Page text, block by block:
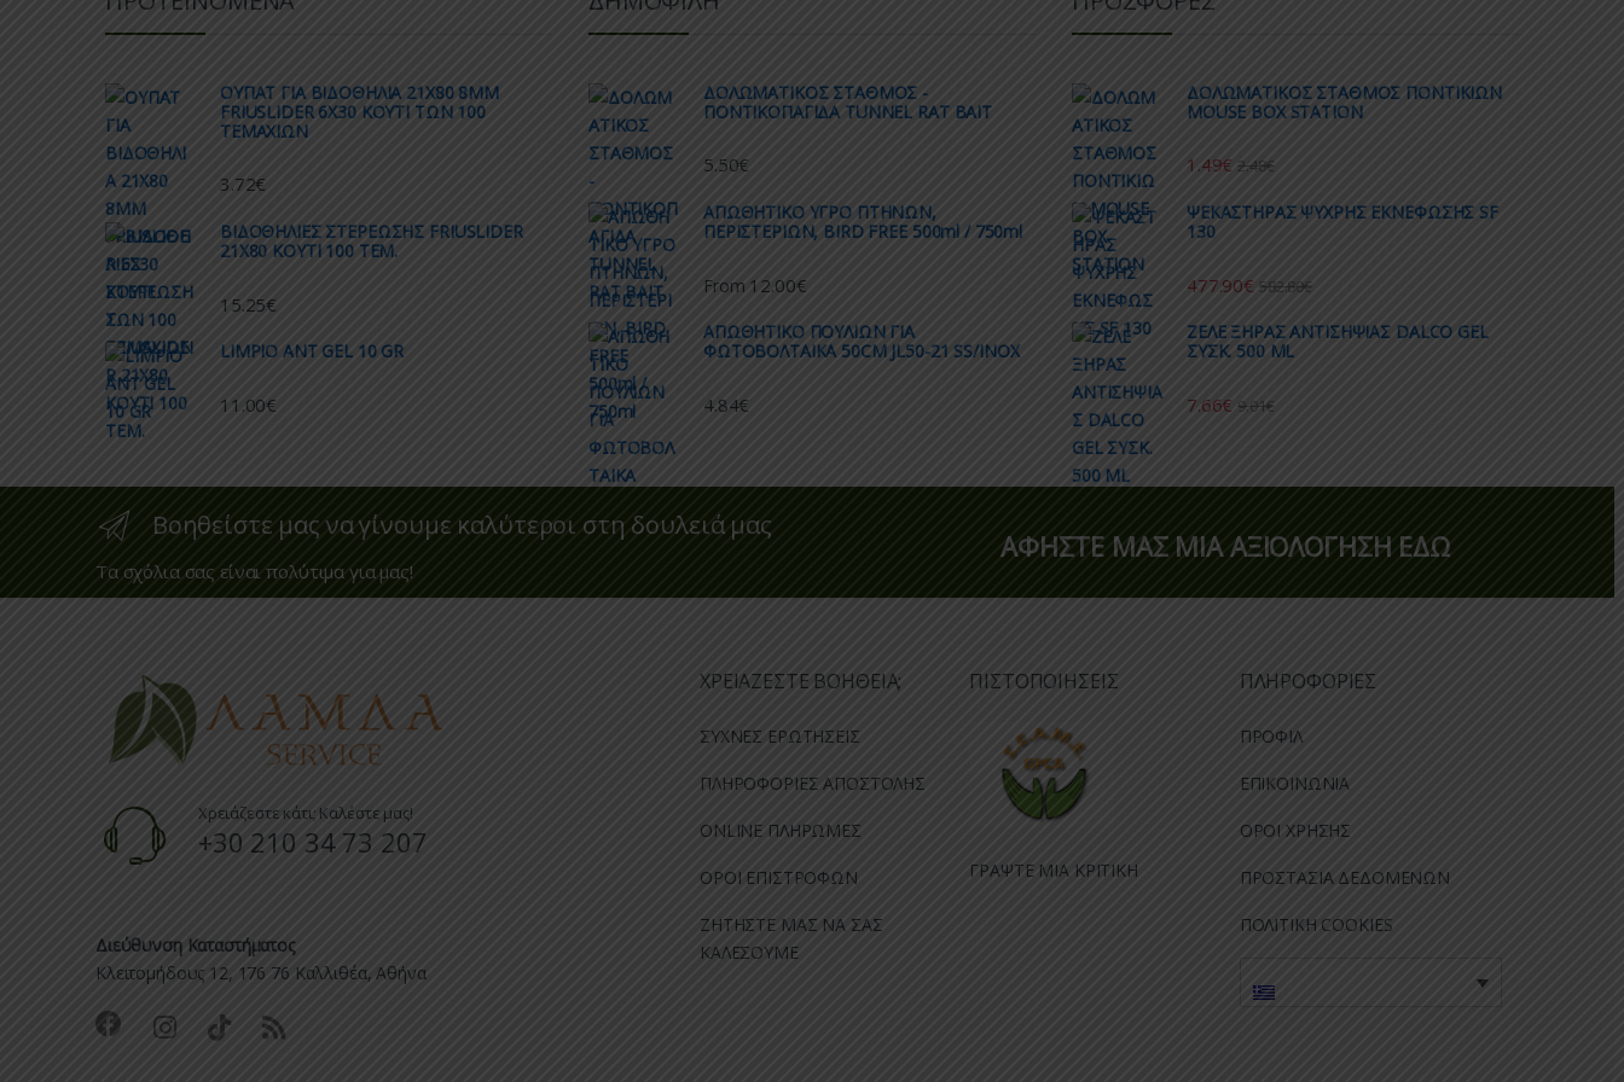
ΟΥΠΑΤ ΓΙΑ ΒΙΔΟΘΗΛΙΑ 21Χ80 8ΜΜ
FRIUSLIDER 6X30 ΚΟΥΤΙ ΤΩΝ 100
ΤΕΜΑΧΙΩΝ
3.72€
ΒΙΔΟΘΗΛΙΕΣ ΣΤΕΡΕΩΣΗΣ FRIUSLIDER
21X80 KOYTI 100 TEM.
15.25€
LIMPIO ANT GEL 10 GR
11.00€
ΔΟΛΩΜΑΤΙΚΟΣ ΣΤΑΘΜΟΣ -
ΠΟΝΤΙΚΟΠΑΓΙΔΑ TUNNEL RAT BAIT
5.50€
AΠΩΘΗΤΙΚΟ ΥΓΡΟ ΠΤΗΝΩΝ,
ΠΕΡΙΣΤΕΡΙΩΝ, BIRD FREE 500ml / 750ml
From 12.00€
ΑΠΩΘΗΤΙΚO ΠΟΥΛΙΩΝ ΓΙΑ
ΦΩΤΟΒΟΛΤΑΙΚΑ 50CM JL50-21 SS/INOX
4.84€
ΔΟΛΩΜΑΤΙΚΟΣ ΣΤΑΘΜΟΣ ΠΟΝΤΙΚΙΩΝ
MOUSE BOX STATION
1.49€ 2.48€
ΨΕΚΑΣΤΗΡΑΣ ΨΥΧΡΗΣ ΕΚΝΕΦΩΣΗΣ SF
130
477.90€ 582.80€
ΖΕΛΕ ΞΗΡΑΣ ΑΝΤΙΣΗΨΙΑΣ DALCO GEL
ΣΥΣΚ. 500 ML
7.66€ 9.01€
Βοηθείστε μας να γίνουμε καλύτεροι στη δουλειά μας
Τα σχόλια σας είναι πολύτιμα για μας!
ΑΦΗΣΤΕ ΜΑΣ ΜΙΑ ΑΞΙΟΛΟΓΗΣΗ ΕΔΩ
Χρειάζεστε κάτι; Καλέστε μας!
+30 210 34 73 207
Διεύθυνση Καταστήματος
Κλειτομήδους 12, 176 76 Καλλιθέα, Αθήνα
ΧΡΕΙΑΖΕΣΤΕ ΒΟΗΘΕΙΑ;
ΣΥΧΝΕΣ ΕΡΩΤΗΣΕΙΣ
ΠΛΗΡΟΦΟΡΙΕΣ ΑΠΟΣΤΟΛΗΣ
ONLINE ΠΛΗΡΩΜΕΣ
ΟΡΟΙ ΕΠΙΣΤΡΟΦΩΝ
ΖΗΤΗΣΤΕ ΜΑΣ ΝΑ ΣΑΣ
ΚΑΛΕΣΟΥΜΕ
ΠΙΣΤΟΠΟΙΗΣΕΙΣ
ΓΡΑΨΤΕ ΜΙΑ ΚΡΙΤΙΚΗ
ΠΛΗΡΟΦΟΡΙΕΣ
ΠΡΟΦΙΛ
ΕΠΙΚΟΙΝΩΝΙΑ
ΟΡΟΙ ΧΡΗΣΗΣ
ΠΡΟΣΤΑΣΙΑ ΔΕΔΟΜΕΝΩΝ
ΠΟΛΙΤΙΚΗ COOKIES